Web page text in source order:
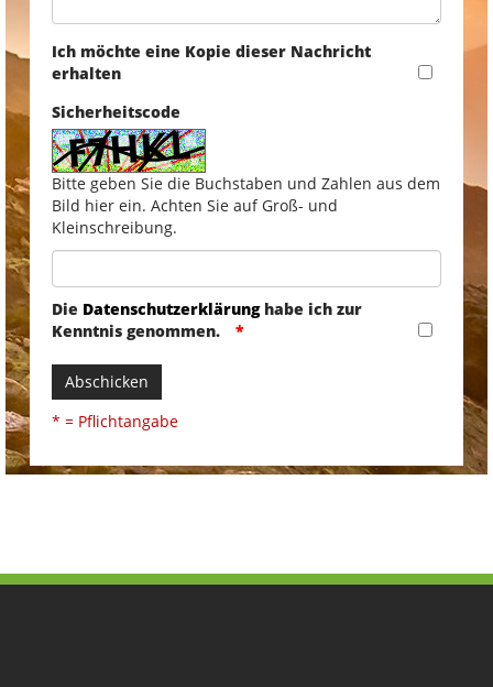
Ich möchte eine Kopie dieser Nachricht
erhalten
Sicherheitscode
Bitte geben Sie die Buchstaben und Zahlen aus dem
Bild hier ein. Achten Sie auf Groß- und
Kleinschreibung.
Die Datenschutzerklärunghabe ich zur
Kenntnis genommen.
Abschicken
* = Pflichtangabe